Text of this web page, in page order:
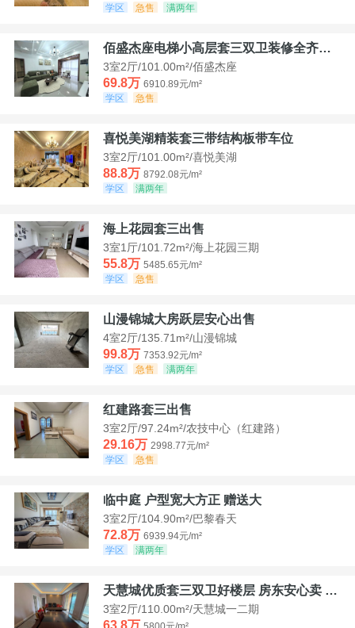
学区
急售 满两年
佰盛杰座电梯小高层套三双卫装修全齐诚意出售
3室2厅/101.00m²/佰盛杰座
69.8万 6910.89元/m²
学区
急售
喜悦美湖精装套三带结构板带车位
3室2厅/101.00m²/喜悦美湖
88.8万 8792.08元/m²
学区
满两年
海上花园套三出售
3室1厅/101.72m²/海上花园三期
55.8万 5485.65元/m²
学区
急售
山漫锦城大房跃层安心出售
4室2厅/135.71m²/山漫锦城
99.8万 7353.92元/m²
学区
急售 满两年
红建路套三出售
3室2厅/97.24m²/农技中心（红建路）
29.16万 2998.77元/m²
学区
急售
临中庭 户型宽大方正 赠送大
3室2厅/104.90m²/巴黎春天
72.8万 6939.94元/m²
学区
满两年
天慧城优质套三双卫好楼层 房东安心卖 价格好谈
3室2厅/110.00m²/天慧城一二期
63.8万